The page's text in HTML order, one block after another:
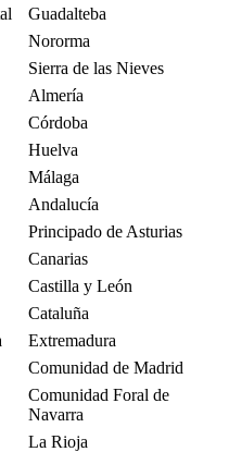
Guadalteba
Nororma
Sierra de las Nieves
Almería
Córdoba
Huelva
Málaga
Andalucía
Principado de Asturias
Canarias
Castilla y León
Cataluña
Extremadura
Comunidad de Madrid
Comunidad Foral de
Navarra
La Rioja